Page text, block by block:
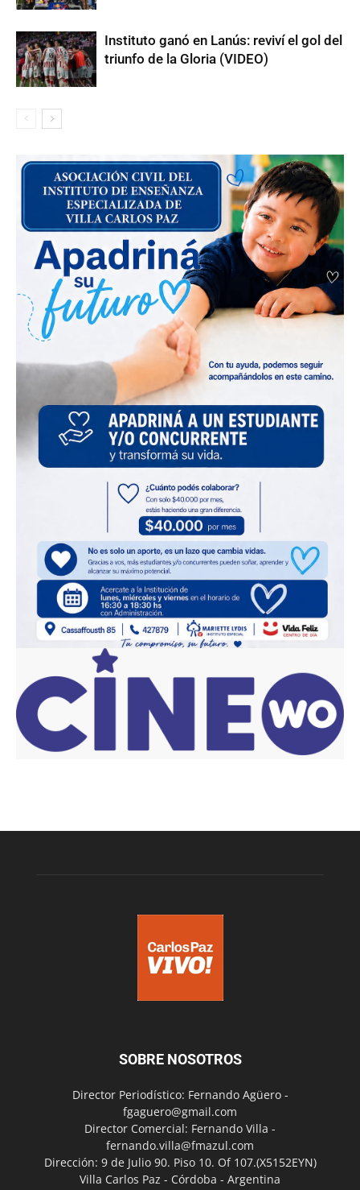
Instituto ganó en Lanús: reviví el gol del
triunfo de la Gloria (VIDEO)
SOBRE NOSOTROS
Director Periodístico: Fernando Agüero -
fgaguero@gmail.com
Director Comercial: Fernando Villa -
fernando.villa@fmazul.com
Dirección: 9 de Julio 90. Piso 10. Of 107.(X5152EYN)
Villa Carlos Paz - Córdoba - Argentina